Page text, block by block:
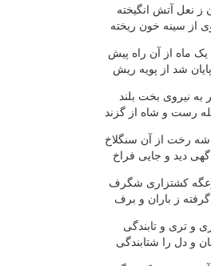
ز نعل آتش انگيخته
از سينه خون ريخته
يک ماه از آن راه پيش
شد از پويه ريش
به نيروى بخت بلند
رست و شاه از گزند
شه رخت از آن سنگلاخ
ديد و جايى فراخ
کشتزارى شگرف
ز باران و برف
و ترى و تابندگى
و دل را شتابندگى